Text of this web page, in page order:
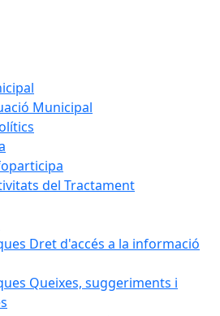
Municipal
del Tractament
Dret d'accés a la informació
Queixes, suggeriments i